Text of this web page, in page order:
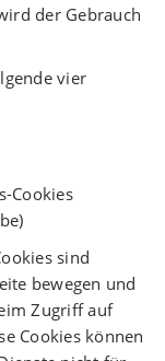
der Gebrauch
vier
Cookies
sind
bewegen und
Zugriff auf
Cookies können